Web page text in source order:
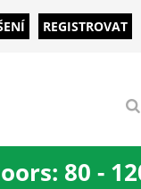
REGISTROVAT
80 -